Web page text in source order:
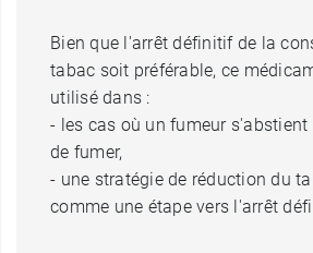
Bien que l'arrêt définitif de la
tabac soit préférable, ce
utilisé dans :
- les cas où un fumeur
de fumer,
- une stratégie de réduction du
comme une étape vers l'arrêt